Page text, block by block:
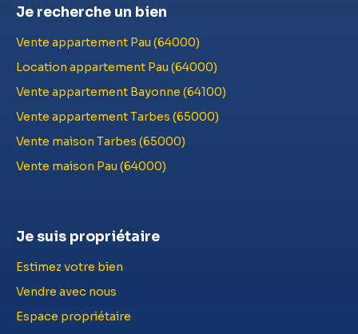
Je recherche un bien
Vente appartement Pau (64000)
Location appartement Pau (64000)
Vente appartement Bayonne (64100)
Vente appartement Tarbes (65000)
Vente maison Tarbes (65000)
Vente maison Pau (64000)
Je suis propriétaire
Estimez votre bien
Vendre avec nous
Espace propriétaire